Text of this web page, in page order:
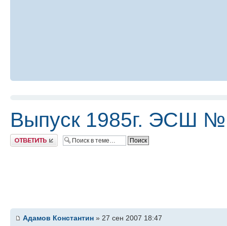
Выпуск 1985г. ЭСШ
Ответить
Адамов Константин » 27 сен 2007 18:47